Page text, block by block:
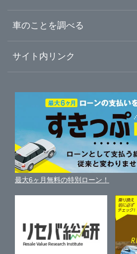
山梨
三重
和歌山
広島
山口
愛媛
高知
熊本
鹿児島
沖縄
初めての中古車購入ガイド
中古車人気ランキング
自動車ローンを調べる
ガリバーの自動車ローン
車買い替えの基礎知識
近くのお店で車を探す
車査定・車買取ならガリバー
ガリバーの査定が選ばれる理由
車を売る時よくある質問
便利な査定サービス
中古車買取相場（毎月更新）
車の個人売買ガイド
車のことを調べる
車初心者まとめ
新車・中古車カタログ
車の燃費を調べる
車種別クチコミ
車比較サイト
サイト内リンク
サイトマップ
サイトの使用条件
利用規約
保険代理店業務に関する基本方針
古物営業法に基づく表示
最大6ヶ月無料の特別ローン！